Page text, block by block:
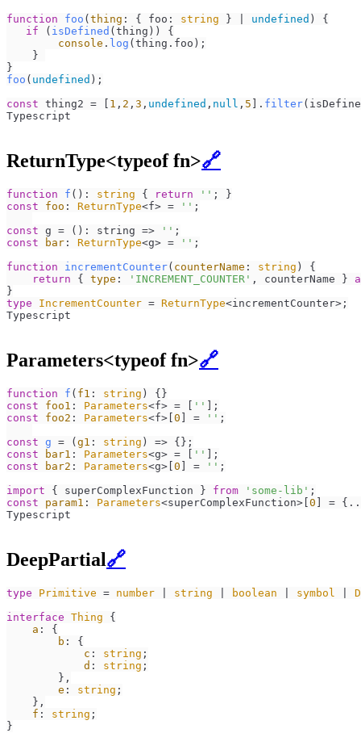
function foo ( thing : { foo: string } | undefined ) {
if ( isDefined (thing)) {
console . log (thing. foo );
    }
foo ( undefined );
const thing2 = [ 1 , 2 , 3 , undefined , null , 5 ]. filter
Typescript
ReturnType<typeof fn>🔗
function f ( ): string { return ''
const
foo : ReturnType<f> = '' ;
const g = (): string => ''
const
bar : ReturnType<g> = '' ;
function
incrementCounter( counterName : string ) {
return { type : 'INCREMENT_COUNTER' , counterName }
type
IncrementCounter = ReturnType<incrementCounter>;
Typescript
Parameters<typeof fn>🔗
function f ( f1 : string
const
foo1 : Parameters<f> = [ ''
const
foo2 : Parameters<f>[ 0 ] = '' ;
const g = ( g1 : string
const
bar1 : Parameters<g> = [ ''
const
bar2 : Parameters<g>[ 0 ] = '' ;
import { superComplexFunction } from 'some-lib'
const
param1 : Parameters<superComplexFunction>[ 0 ] =
Typescript
DeepPartial🔗
type Primitive = number string boolean symbol
interface Thing {
a : {
b : {
c : string ;
d : string ;
        },
e : string ;
    },
f : string ;
}